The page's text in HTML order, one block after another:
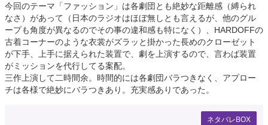
今回のテーマ「ファッション」は各劇団とも絶妙な距離感（縛られ
なさ）があって（日本のラジオはほぼ無しとも言えるが、他のグル
ープも角度が異なるのでその事の違和感も特になく）、HARDOFFの
古着コーナーのような衣裳がズラッと掛かった長めのクローゼット
が下手、上手に据えられた装置で、劇を上演するので、言わば装置
がミッションを代行してる案配。
三作上演して二時間余。時間的には各劇団バラつきなく、アプロー
チは各様で絶妙にバラつきあり。充実感ありであった。
ネタバレBOX